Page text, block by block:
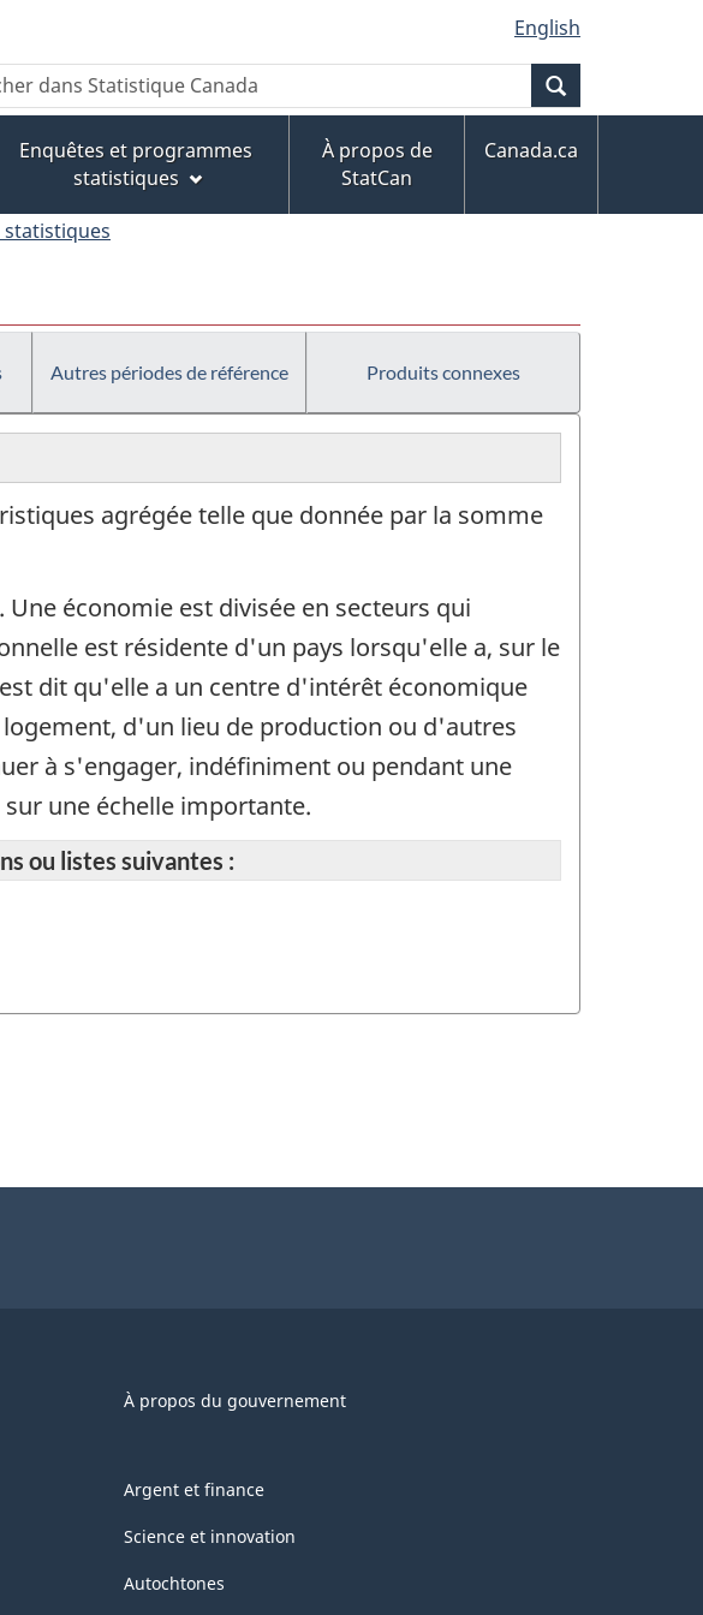
English
Enquêtes et programmes
statistiques
À propos de
StatCan
Canada.ca
Autres périodes de référence Produits connexes
agrégée telle que donnée par la somme
économie est divisée en secteurs qui
est résidente d'un pays lorsqu'elle a, sur le
dit qu'elle a un centre d'intérêt économique
d'un lieu de production ou d'autres
à s'engager, indéfiniment ou pendant une
une échelle importante.
ou listes suivantes :
À propos du gouvernement
Argent et finance
Science et innovation
Autochtones